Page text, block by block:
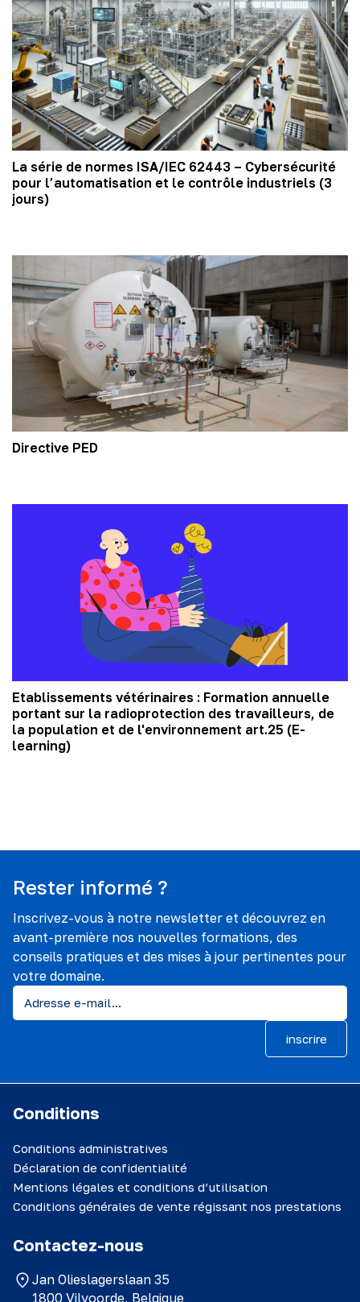
La série de normes ISA/IEC 62443 – Cybersécurité
pour l’automatisation et le contrôle industriels (3
jours)
Directive PED
Etablissements vétérinaires : Formation annuelle
portant sur la radioprotection des travailleurs, de
la population et de l'environnement art.25 (E-
learning)
Rester informé ?
Inscrivez-vous à notre newsletter et découvrez en
avant-première nos nouvelles formations, des
conseils pratiques et des mises à jour pertinentes pour
votre domaine.
inscrire
Conditions
Conditions administratives
Déclaration de confidentialité
Mentions légales et conditions d’utilisation
Conditions générales de vente régissant nos prestations
Contactez-nous
Jan Olieslagerslaan 35
1800 Vilvoorde, Belgique